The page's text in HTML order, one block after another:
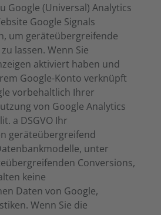
Google (Universal) Analytics
Google Signals
um geräteübergreifende
lassen. Wenn Sie
aktiviert haben und
Google-Konto verknüpft
vorbehaltlich Ihrer
von Google Analytics
a DSGVO Ihr
geräteübergreifend
unter
Conversions,
keine
Daten von Google,
Wenn Sie die